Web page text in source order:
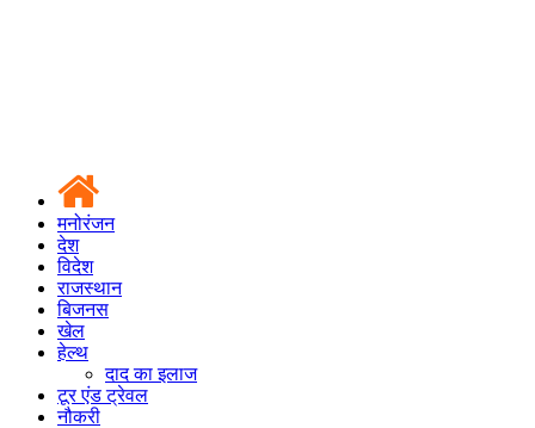
मनोरंजन
देश
विदेश
राजस्थान
बिजनस
खेल
हेल्थ
दाद का इलाज
टूर एंड ट्रेवल
नौकरी